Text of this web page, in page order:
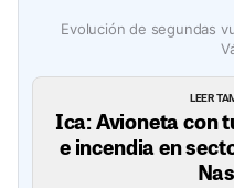
Evolución de segundas
LEER
Ica: Avioneta con
e incendia en